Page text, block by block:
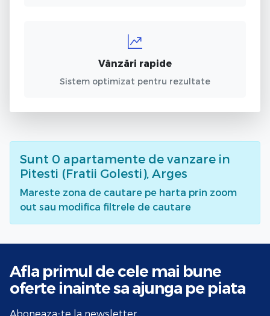
Vânzări rapide
Sistem optimizat pentru rezultate
Sunt 0 apartamente de vanzare in
Pitesti (Fratii Golesti), Arges
Mareste zona de cautare pe harta prin zoom
out sau modifica filtrele de cautare
Afla primul de cele mai bune
oferte inainte sa ajunga pe piata
Aboneaza-te la newsletter